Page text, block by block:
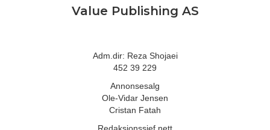
Value Publishing AS
Adm.dir: Reza Shojaei
452 39 229
Annonsesalg
Ole-Vidar Jensen
Cristan Fatah